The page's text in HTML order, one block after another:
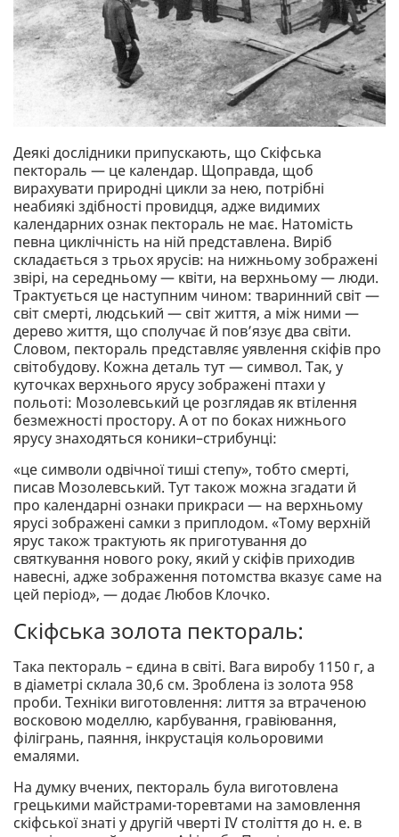
Деякі дослідники припускають, що Скіфська
пектораль — це календар. Щоправда, щоб
вирахувати природні цикли за нею, потрібнi
неабиякі здібності провидця, адже видимих
календарних ознак пектораль не має. Натомість
певна циклічність на ній представлена. Виріб
складається з трьох ярусів: на нижньому зображені
звірі, на середньому — квіти, на верхньому — люди.
Трактується це наступним чином: тваринний світ —
світ смерті, людський — світ життя, а між ними —
дерево життя, що сполучає й пов’язує два світи.
Словом, пектораль представляє уявлення скіфів про
світобудову. Кожна деталь тут — символ. Так, у
куточках верхнього ярусу зображені птахи у
польоті: Мозолевський це розглядав як втілення
безмежності простору. А от по боках нижнього
ярусу знаходяться коники–стрибунці:
«це символи одвічної тиші степу», тобто смерті,
писав Мозолевський. Тут також можна згадати й
про календарні ознаки прикраси — на верхньому
ярусі зображені самки з приплодом. «Тому верхній
ярус також трактують як приготування до
святкування нового року, який у скіфів приходив
навесні, адже зображення потомства вказує саме на
цей період», — додає Любов Клочко.
Скіфська золота пектораль:
Така пектораль – єдина в світі. Вага виробу 1150 г, а
в діаметрі склала 30,6 см. Зроблена із золота 958
проби. Техніки виготовлення: лиття за втраченою
восковою моделлю, карбування, гравіювання,
філігрань, паяння, інкрустація кольоровими
емалями.
На думку вчених, пектораль була виготовлена
грецькими майстрами-торевтами на замовлення
скіфської знаті у другій чверті IV століття до н. е. в